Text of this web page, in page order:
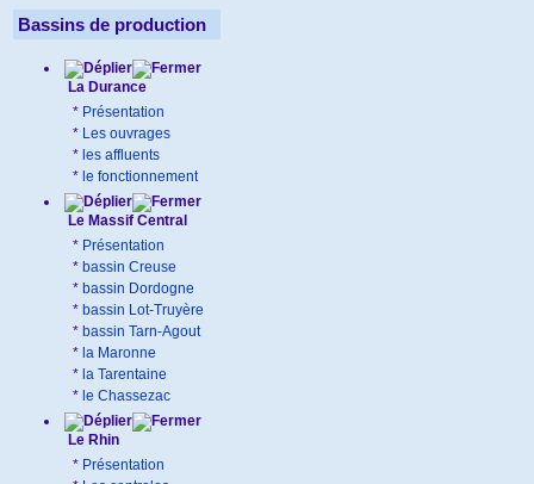
Bassins de production
La Durance
* Présentation
* Les ouvrages
* les affluents
* le fonctionnement
Le Massif Central
* Présentation
* bassin Creuse
* bassin Dordogne
* bassin Lot-Truyère
* bassin Tarn-Agout
* la Maronne
* la Tarentaine
* le Chassezac
Le Rhin
* Présentation